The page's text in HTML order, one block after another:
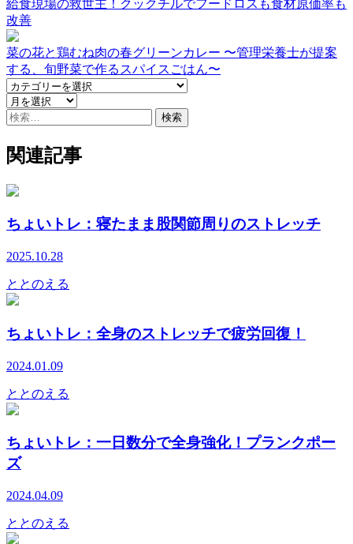
給食現場の救世主！クックチルでフードロスも食材原価率も
改善
菜の花と鶏むね肉の春グリーンカレー 〜管理栄養士が提案
する、旬野菜で作るスパイスごはん〜
検
関連記事
ちょいトレ：寝たまま股関節周りのストレッチ
2025.10.28
ととのえる
ちょいトレ：全身のストレッチで疲労回復！
2024.01.09
ととのえる
ちょいトレ：一日数分で全身強化！プランクポー
ズ
2024.04.09
ととのえる